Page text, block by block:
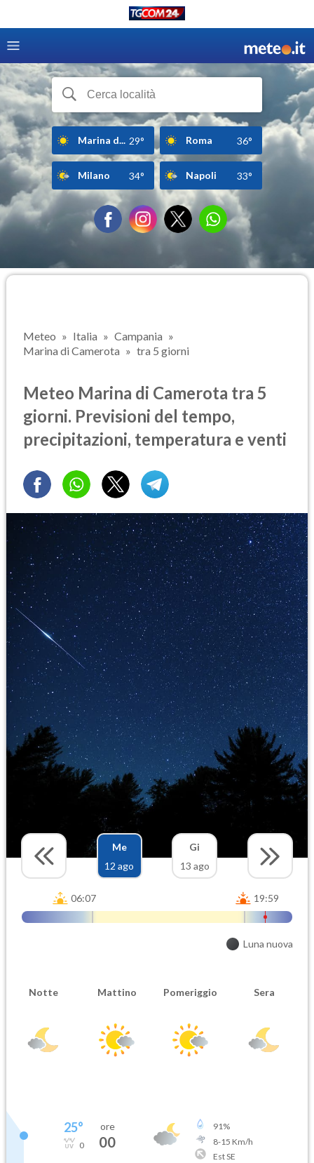
Marina d... 29° Roma 36°
Milano 34° Napoli 33°
Meteo Italia
Campania
Marina di Camerota
tra 5 giorni
Meteo Marina di Camerota tra 5
giorni. Previsioni del tempo,
precipitazioni, temperatura e venti
Me
12 ago
Gi
13 ago
06:07 19:59
Luna nuova
Notte Mattino Pomeriggio Sera
25°
0
ore
00
91%
8-15 Km/h
Est SE